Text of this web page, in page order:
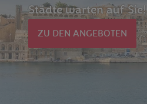
Städte warten auf Sie!
ZU DEN ANGEBOTEN